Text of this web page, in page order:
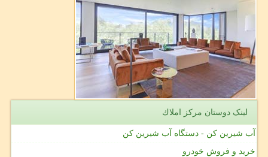
لینک دوستان مركز املاك
آب شیرین کن - دستگاه آب شیرین کن
خرید و فروش خودرو